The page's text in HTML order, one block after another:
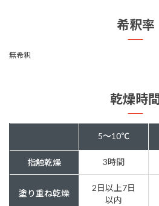
希釈率
無希釈
乾燥時間
5～10℃
指触乾燥 3時間
塗り重ね乾燥
2日以上7日
以内